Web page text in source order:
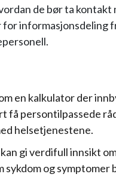
de bør ta kontakt
informasjonsdeling
en kalkulator der
få persontilpassede
helsetjenestene.
gi verdifull innsikt
sykdom og symptomer